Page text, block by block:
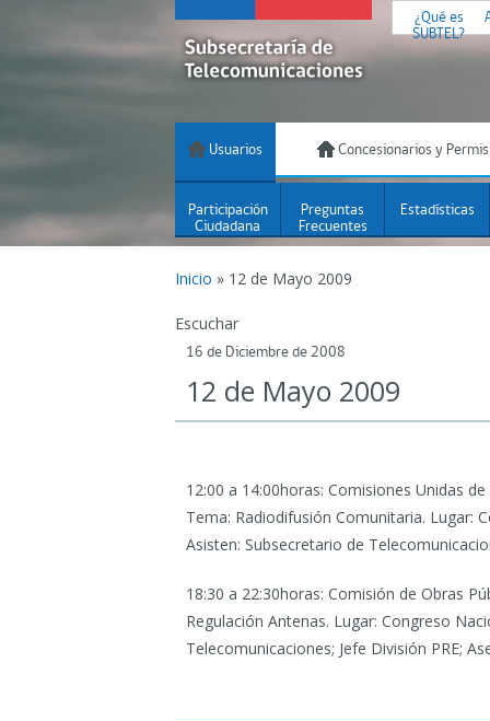
¿Qué es
SUBTEL?
Usuarios Concesionarios y
Participación
Ciudadana
Preguntas
Frecuentes
Estadísticas
Inicio » 12 de Mayo 2009
Escuchar
16 de Diciembre de 2008
12 de Mayo 2009
12:00 a 14:00horas: Comisiones Unidas
Tema: Radiodifusión Comunitaria. Lugar:
Asisten: Subsecretario de
18:30 a 22:30horas: Comisión de Obras
Regulación Antenas. Lugar: Congreso
Telecomunicaciones; Jefe División PRE;